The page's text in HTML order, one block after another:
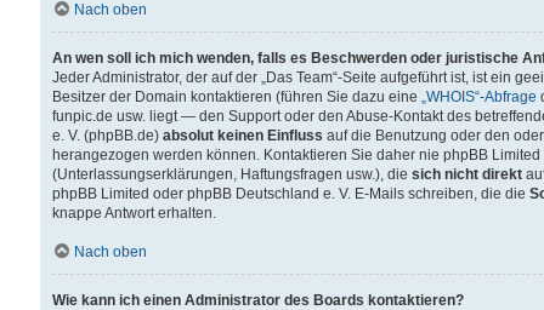
Nach oben
An wen soll ich mich wenden, falls es Beschwerden oder juristische
Jeder Administrator, der auf der „Das Team“-Seite aufgeführt ist, ist ein
Besitzer der Domain kontaktieren (führen Sie dazu eine „WHOIS“-Abfrage
funpic.de usw. liegt — den Support oder den Abuse-Kontakt des
e. V. (phpBB.de) absolut keinen Einfluss auf die Benutzung oder den
herangezogen werden können. Kontaktieren Sie daher nie phpBB
(Unterlassungserklärungen, Haftungsfragen usw.), die sich nicht direkt
phpBB Limited oder phpBB Deutschland e. V. E-Mails schreiben, die die
knappe Antwort erhalten.
Nach oben
Wie kann ich einen Administrator des Boards kontaktieren?